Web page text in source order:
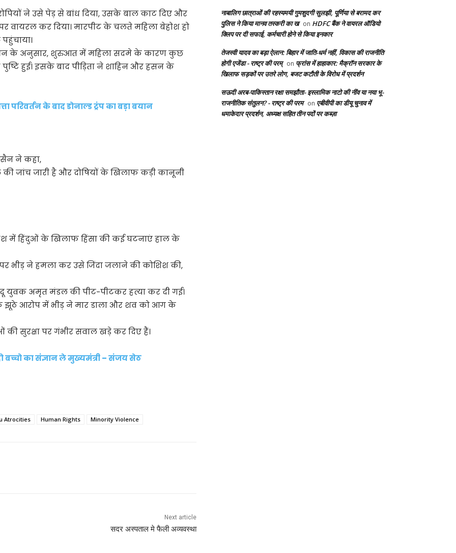
ने उसे पेड़ से बांध दिया, उसके बाल काट दिए और
वायरल कर दिया। मारपीट के चलते महिला बेहोश हो
के अनुसार, शुरुआत में महिला सदमे के कारण कुछ
हुई। इसके बाद पीड़िता ने शाहिन और हसन के
परिवर्तन के बाद डोनाल्ड ट्रंप का बड़ा बयान
ने कहा,
की जांच जारी है और दोषियों के खिलाफ कड़ी कानूनी
में हिंदुओं के खिलाफ हिंसा की कई घटनाएं हाल के
भीड़ ने हमला कर उसे जिंदा जलाने की कोशिश की,
युवक अमृत मंडल की पीट-पीटकर हत्या कर दी गई।
के झूठे आरोप में भीड़ ने मार डाला और शव को आग के
सुरक्षा पर गंभीर सवाल खड़े कर दिए हैं।
बच्चो का संज्ञान ले मुख्यमंत्री – संजय सेठ
Atrocities Human Rights Minority Violence
Next article
सदर अस्पताल मे फैली अव्यवस्था
नाबालिग छात्राओं की रहस्यमयी गुमशुदगी सुलझी, पूर्णिया से बरामद कर
पुलिस ने किया मानव तस्करी का ख on HDFC बैंक ने वायरल ऑडियो
क्लिप पर दी सफाई, कर्मचारी होने से किया इनकार
तेजस्वी यादव का बड़ा ऐलान: बिहार में जाति-धर्म नहीं, विकास की राजनीति
होगी एजेंडा - राष्ट्र की परम् on फ्रांस में हाहाकार: मैक्रॉन सरकार के
खिलाफ सड़कों पर उतरे लोग, बजट कटौती के विरोध में प्रदर्शन
सऊदी अरब-पाकिस्तान रक्षा समझौता- इस्लामिक नाटो की नींव या नया भू-
राजनीतिक संतुलन? - राष्ट्र की परम on एबीवीपी का डीयू चुनाव में
धमाकेदार प्रदर्शन, अध्यक्ष सहित तीन पदों पर कब्ज़ा